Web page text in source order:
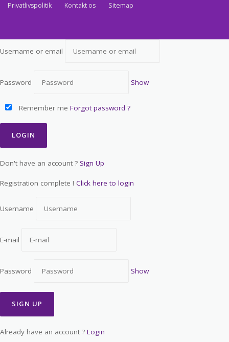
Privatlivspolitik
Kontakt os Sitemap
Username or email
Password Show
Remember me Forgot password ?
Don't have an account ? Sign Up
Registration complete ! Click here to login
Username
E-mail
Password Show
Already have an account ? Login